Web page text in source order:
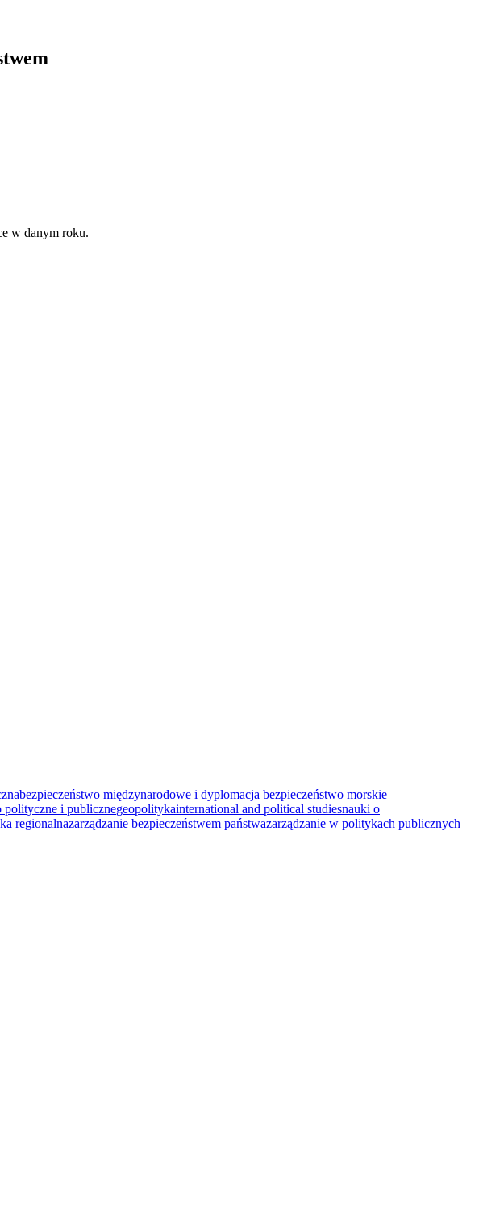
w danym roku.
bezpieczeństwo międzynarodowe i dyplomacja bezpieczeństwo morskie
polityczne i publicznegeopolitykainternational and political studiesnauki o
regionalnazarządzanie bezpieczeństwem państwazarządzanie w politykach publicznych